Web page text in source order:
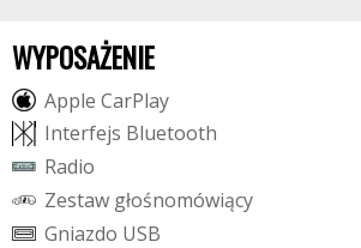
WYPOSAŻENIE
Apple CarPlay
Interfejs Bluetooth
Radio
Zestaw głośnomówiący
Gniazdo USB